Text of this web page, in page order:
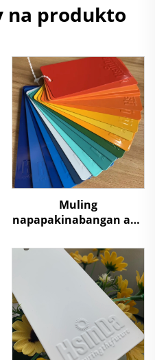
na produkto
Muling
napapakinabangan ang
Murang Paint na may
Iba't ibang Tekstura
para sa Pag-spray